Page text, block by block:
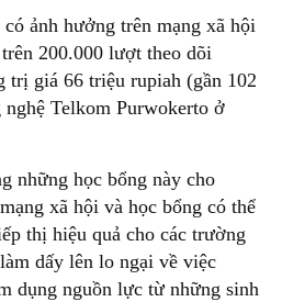
ảnh hưởng trên mạng xã hội
200.000 lượt theo dõi
trị giá 66 triệu rupiah (gần 102
Telkom Purwokerto ở
những học bổng này cho
xã hội và học bổng có thể
thị hiệu quả cho các trường
dấy lên lo ngại về việc
dụng nguồn lực từ những sinh